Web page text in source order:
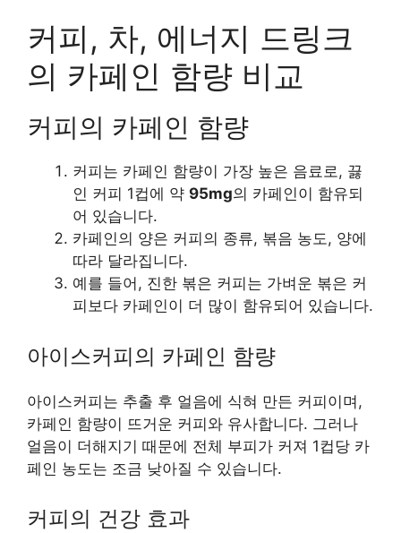
커피, 차, 에너지 드링크
의 카페인 함량 비교
커피의 카페인 함량
커피는 카페인 함량이 가장 높은 음료로, 끓
인 커피 1컵에 약 95mg의 카페인이 함유되
어 있습니다.
카페인의 양은 커피의 종류, 볶음 농도, 양에
따라 달라집니다.
예를 들어, 진한 볶은 커피는 가벼운 볶은 커
피보다 카페인이 더 많이 함유되어 있습니다.
아이스커피의 카페인 함량
아이스커피는 추출 후 얼음에 식혀 만든 커피이며,
카페인 함량이 뜨거운 커피와 유사합니다. 그러나
얼음이 더해지기 때문에 전체 부피가 커져 1컵당 카
페인 농도는 조금 낮아질 수 있습니다.
커피의 건강 효과